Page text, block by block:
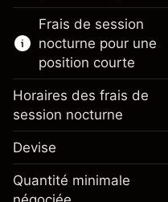
CFD
Knock-outs
Marge. Votre
investissement
Ajustement des
de overnight
Frais de session
nocturne pour une
position courte
Horaires des frais de
session nocturne
Devise
Quantité minimale